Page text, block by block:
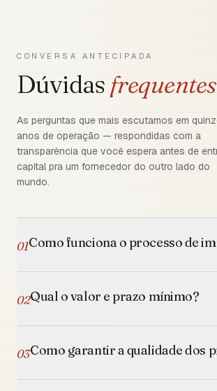
CONVERSA ANTECIPADA
Dúvidas frequentes
As perguntas que mais escutamos em
anos de operação — respondidas com a
transparência que você espera antes de
capital pra um fornecedor do outro lado do
mundo.
01Como funciona o processo de
02Qual o valor e prazo mínimo?
03Como garantir a qualidade dos